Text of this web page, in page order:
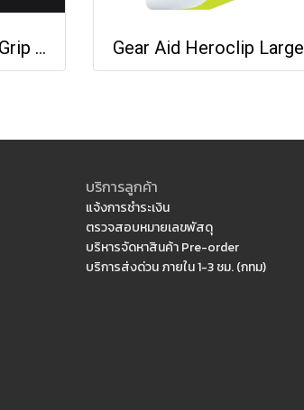
GPCA Carabiner X Grip Steel Gear Aid Heroclip Large
บริการลูกค้า
แจ้งการชำระเงิน
ตรวจสอบหมายเลขพัสดุ
บริหารจัดหาสินค้า Pre-order
บริการส่งด่วน ภายใน 1-3 ชม. (กทม)